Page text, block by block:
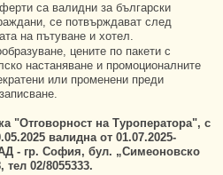
са валидни за български
се потвърждават след
на пътуване и хотел.
цените по пакети с
настаняване и промоционалните
или променени преди
"Отговорност на Туроператора", с
валидна от 01.07.2025-
- гр. София, бул. „Симеоновско
02/8055333.